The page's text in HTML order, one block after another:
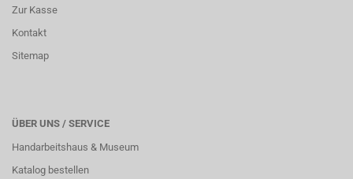
Zur Kasse
Kontakt
Sitemap
ÜBER UNS / SERVICE
Handarbeitshaus & Museum
Katalog bestellen